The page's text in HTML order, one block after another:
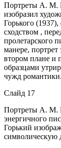
Портреты А. М.
изобразил
Горького
сходством ,
пролетарского
манере,
втором плане и
образцами
чужд романтики.
Слайд 17
Портреты А. М.
энергичного
Горький
символическую